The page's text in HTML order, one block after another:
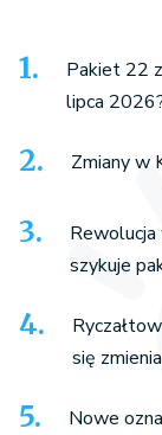
Pakiet 22
lipca
Zmiany w
szykuje
się
Nowe